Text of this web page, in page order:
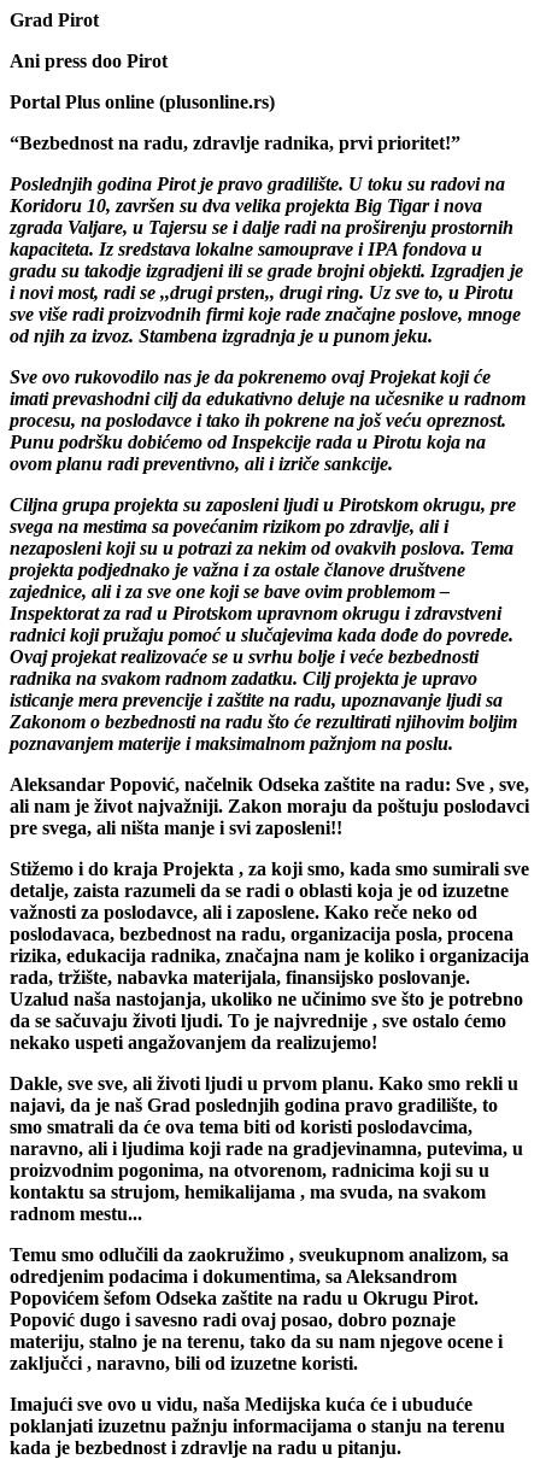
Poslednjih godina Pirot je pravo gradilište. U toku su radovi na
Koridoru 10, završen su dva velika projekta Big Tigar i nova
zgrada Valjare, u Tajersu se i dalje radi na proširenju prostornih
kapaciteta. Iz sredstava lokalne samouprave i IPA fondova u
gradu su takodje izgradjeni ili se grade brojni objekti. Izgradjen je
i novi most, radi se ,,drugi prsten,, drugi ring. Uz sve to, u Pirotu
sve više radi proizvodnih firmi koje rade značajne poslove, mnoge
Sve ovo rukovodilo nas je da pokrenemo ovaj Projekat koji će
imati prevashodni cilj da edukativno deluje na učesnike u radnom
procesu, na poslodavce i tako ih pokrene na još veću opreznost.
Punu podršku dobićemo od Inspekcije rada u Pirotu koja na
Ciljna grupa projekta su zaposleni ljudi u Pirotskom okrugu, pre
svega na mestima sa povećanim rizikom po zdravlje, ali i
nezaposleni koji su u potrazi za nekim od ovakvih poslova. Tema
projekta podjednako je važna i za ostale članove društvene
zajednice, ali i za sve one koji se bave ovim problemom –
Inspektorat za rad u Pirotskom upravnom okrugu i zdravstveni
radnici koji pružaju pomoć u slučajevima kada dođe do povrede.
Ovaj projekat realizovaće se u svrhu bolje i veće bezbednosti
radnika na svakom radnom zadatku. Cilj projekta je upravo
isticanje mera prevencije i zaštite na radu, upoznavanje ljudi sa
Zakonom o bezbednosti na radu što će rezultirati njihovim boljim
Aleksandar Popović, načelnik Odseka zaštite na radu: Sve , sve,
ali nam je život najvažniji. Zakon moraju da poštuju poslodavci
Stižemo i do kraja Projekta , za koji smo, kada smo sumirali sve
detalje, zaista razumeli da se radi o oblasti koja je od izuzetne
važnosti za poslodavce, ali i zaposlene. Kako reče neko od
poslodavaca, bezbednost na radu, organizacija posla, procena
rizika, edukacija radnika, značajna nam je koliko i organizacija
rada, tržište, nabavka materijala, finansijsko poslovanje.
Uzalud naša nastojanja, ukoliko ne učinimo sve što je potrebno
da se sačuvaju životi ljudi. To je najvrednije , sve ostalo ćemo
Dakle, sve sve, ali životi ljudi u prvom planu. Kako smo rekli u
najavi, da je naš Grad poslednjih godina pravo gradilište, to
smo smatrali da će ova tema biti od koristi poslodavcima,
naravno, ali i ljudima koji rade na gradjevinamna, putevima, u
proizvodnim pogonima, na otvorenom, radnicima koji su u
kontaktu sa strujom, hemikalijama , ma svuda, na svakom
Temu smo odlučili da zaokružimo , sveukupnom analizom, sa
odredjenim podacima i dokumentima, sa Aleksandrom
Popovićem šefom Odseka zaštite na radu u Okrugu Pirot.
Popović dugo i savesno radi ovaj posao, dobro poznaje
materiju, stalno je na terenu, tako da su nam njegove ocene i
Imajući sve ovo u vidu, naša Medijska kuća će i ubuduće
poklanjati izuzetnu pažnju informacijama o stanju na terenu